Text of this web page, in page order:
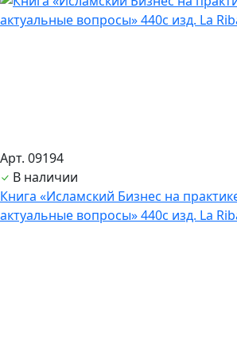
Арт. 09194
В наличии
Книга «Исламский Бизнес на
актуальные вопросы» 440с изд. La